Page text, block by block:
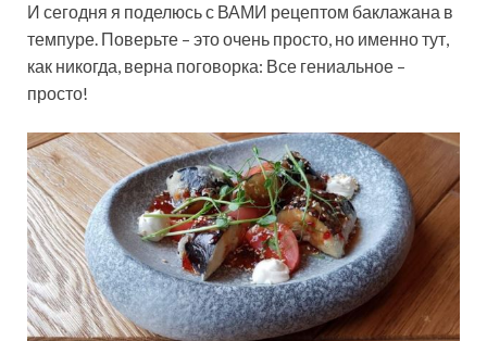
И сегодня я поделюсь с ВАМИ рецептом баклажана в
темпуре. Поверьте – это очень просто, но именно тут,
как никогда, верна поговорка: Все гениальное –
просто!